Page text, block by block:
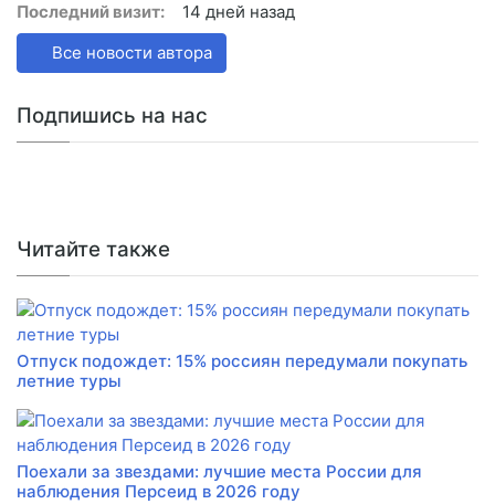
Последний визит:
14 дней назад
Все новости автора
Подпишись на нас
Читайте также
Отпуск подождет: 15% россиян передумали покупать
летние туры
Поехали за звездами: лучшие места России для
наблюдения Персеид в 2026 году